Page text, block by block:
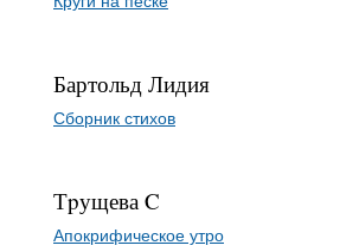
Бартольд Лидия
Сборник стихов
Тpущева C
Апокpифическое утpо